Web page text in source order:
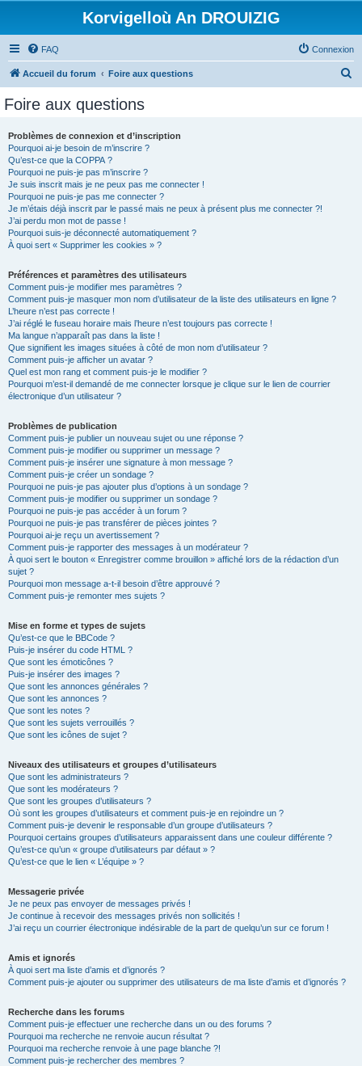
Korvigelloù An DROUIZIG
FAQ Connexion
Accueil du forum Foire aux questions
Foire aux questions
Problèmes de connexion et d’inscription
Pourquoi ai-je besoin de m’inscrire ?
Qu’est-ce que la COPPA ?
Pourquoi ne puis-je pas m’inscrire ?
Je suis inscrit mais je ne peux pas me connecter !
Pourquoi ne puis-je pas me connecter ?
Je m’étais déjà inscrit par le passé mais ne peux à présent plus me connecter ?!
J’ai perdu mon mot de passe !
Pourquoi suis-je déconnecté automatiquement ?
À quoi sert « Supprimer les cookies » ?
Préférences et paramètres des utilisateurs
Comment puis-je modifier mes paramètres ?
Comment puis-je masquer mon nom d’utilisateur de la liste des utilisateurs en ligne ?
L’heure n’est pas correcte !
J’ai réglé le fuseau horaire mais l’heure n’est toujours pas correcte !
Ma langue n’apparaît pas dans la liste !
Que signifient les images situées à côté de mon nom d’utilisateur ?
Comment puis-je afficher un avatar ?
Quel est mon rang et comment puis-je le modifier ?
Pourquoi m’est-il demandé de me connecter lorsque je clique sur le lien de courrier
électronique d’un utilisateur ?
Problèmes de publication
Comment puis-je publier un nouveau sujet ou une réponse ?
Comment puis-je modifier ou supprimer un message ?
Comment puis-je insérer une signature à mon message ?
Comment puis-je créer un sondage ?
Pourquoi ne puis-je pas ajouter plus d’options à un sondage ?
Comment puis-je modifier ou supprimer un sondage ?
Pourquoi ne puis-je pas accéder à un forum ?
Pourquoi ne puis-je pas transférer de pièces jointes ?
Pourquoi ai-je reçu un avertissement ?
Comment puis-je rapporter des messages à un modérateur ?
À quoi sert le bouton « Enregistrer comme brouillon » affiché lors de la rédaction d’un
sujet ?
Pourquoi mon message a-t-il besoin d’être approuvé ?
Comment puis-je remonter mes sujets ?
Mise en forme et types de sujets
Qu’est-ce que le BBCode ?
Puis-je insérer du code HTML ?
Que sont les émoticônes ?
Puis-je insérer des images ?
Que sont les annonces générales ?
Que sont les annonces ?
Que sont les notes ?
Que sont les sujets verrouillés ?
Que sont les icônes de sujet ?
Niveaux des utilisateurs et groupes d’utilisateurs
Que sont les administrateurs ?
Que sont les modérateurs ?
Que sont les groupes d’utilisateurs ?
Où sont les groupes d’utilisateurs et comment puis-je en rejoindre un ?
Comment puis-je devenir le responsable d’un groupe d’utilisateurs ?
Pourquoi certains groupes d’utilisateurs apparaissent dans une couleur différente ?
Qu’est-ce qu’un « groupe d’utilisateurs par défaut » ?
Qu’est-ce que le lien « L’équipe » ?
Messagerie privée
Je ne peux pas envoyer de messages privés !
Je continue à recevoir des messages privés non sollicités !
J’ai reçu un courrier électronique indésirable de la part de quelqu’un sur ce forum !
Amis et ignorés
À quoi sert ma liste d’amis et d’ignorés ?
Comment puis-je ajouter ou supprimer des utilisateurs de ma liste d’amis et d’ignorés ?
Recherche dans les forums
Comment puis-je effectuer une recherche dans un ou des forums ?
Pourquoi ma recherche ne renvoie aucun résultat ?
Pourquoi ma recherche renvoie à une page blanche ?!
Comment puis-je rechercher des membres ?